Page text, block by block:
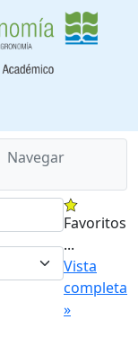
Navegar
Favoritos
...
Vista
completa
»